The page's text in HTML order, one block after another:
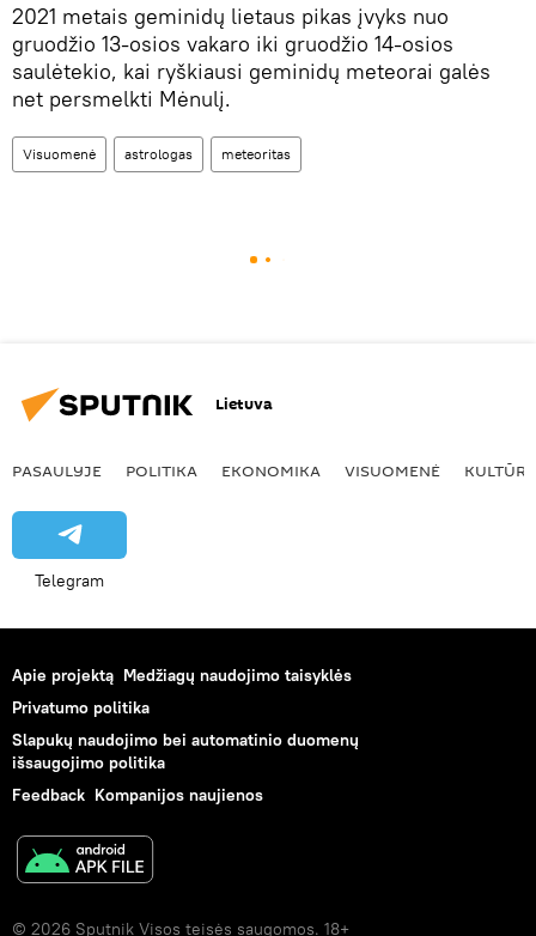
2021 metais geminidų lietaus pikas įvyks nuo
gruodžio 13-osios vakaro iki gruodžio 14-osios
saulėtekio, kai ryškiausi geminidų meteorai galės
net persmelkti Mėnulį.
Visuomenė astrologas meteoritas
Lietuva
PASAULYJE POLITIKA EKONOMIKA VISUOMENĖ KULTŪRA
Telegram
Apie projektą Medžiagų naudojimo taisyklės
Privatumo politika
Slapukų naudojimo bei automatinio duomenų
išsaugojimo politika
Feedback Kompanijos naujienos
© 2026 Sputnik Visos teisės saugomos. 18+